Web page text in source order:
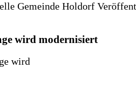
Gemeinde Holdorf
wird modernisiert